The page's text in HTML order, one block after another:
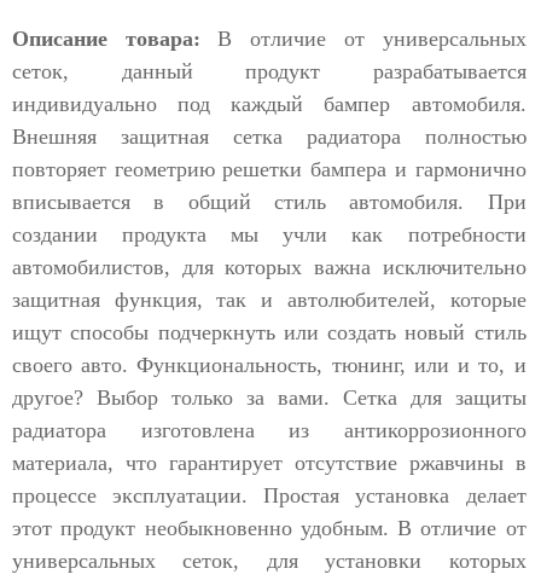
Описание товара: В отличие от универсальных
сеток, данный продукт разрабатывается
индивидуально под каждый бампер автомобиля.
Внешняя защитная сетка радиатора полностью
повторяет геометрию решетки бампера и гармонично
вписывается в общий стиль автомобиля. При
создании продукта мы учли как потребности
автомобилистов, для которых важна исключительно
защитная функция, так и автолюбителей, которые
ищут способы подчеркнуть или создать новый стиль
своего авто. Функциональность, тюнинг, или и то, и
другое? Выбор только за вами. Сетка для защиты
радиатора изготовлена из антикоррозионного
материала, что гарантирует отсутствие ржавчины в
процессе эксплуатации. Простая установка делает
этот продукт необыкновенно удобным. В отличие от
универсальных сеток, для установки которых